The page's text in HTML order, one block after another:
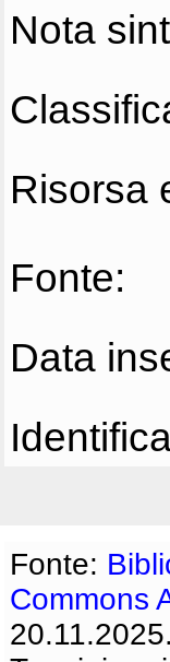
Nota
Risorsa
Fonte:
Data
Fonte:
Commons
20.11.2025.